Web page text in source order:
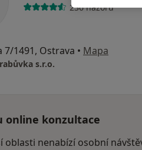
236 názorů
7/1491, Ostrava • Mapa
s.r.o.
online konzultace
oblasti nenabízí osobní